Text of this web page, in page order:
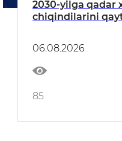
2030-yilga qadar
chiqindilarini
boʻyicha
06.08.2026
85